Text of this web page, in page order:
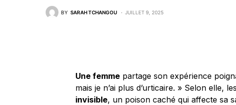
BY SARAH TCHANGOU JUILLET 9, 2025
Une femme partage son expérience
mais je n’ai plus d’urticaire. » Selon elle,
invisible, un poison caché qui affecte sa